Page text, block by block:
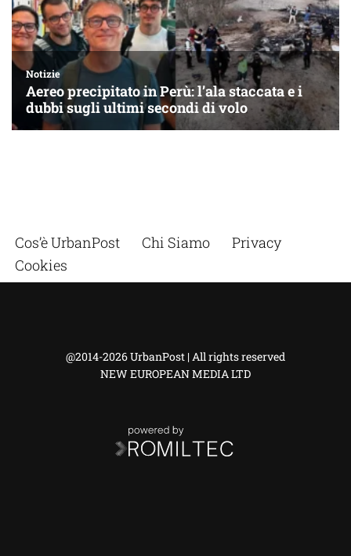
Cos’è UrbanPost Chi Siamo
Privacy
Cookies
@2014-2026 UrbanPost | All rights reserved
NEW EUROPEAN MEDIA LTD